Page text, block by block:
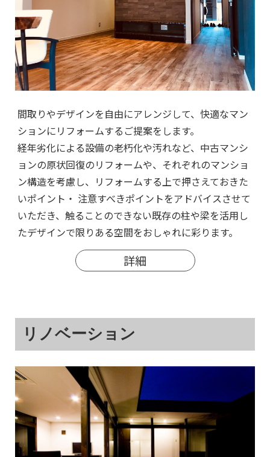
間取りやデザインを自由にアレンジして、快適なマン
ションにリフォームするご提案をします。
経年劣化による設備の老朽化や汚れなど、中古マンシ
ョンの原状回復のリフォームや、それぞれのマンショ
ン構造を考慮し、リフォームする上で押さえておきた
いポイント・ 注意すべきポイントをアドバイスさせて
いただき、触ることのできない既存の柱や梁を活用し
たデザインで限りある空間をおしゃれに彩ります。
詳細
リノベーション